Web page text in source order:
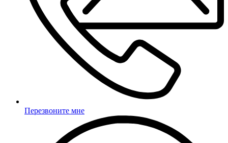
Перезвоните мне